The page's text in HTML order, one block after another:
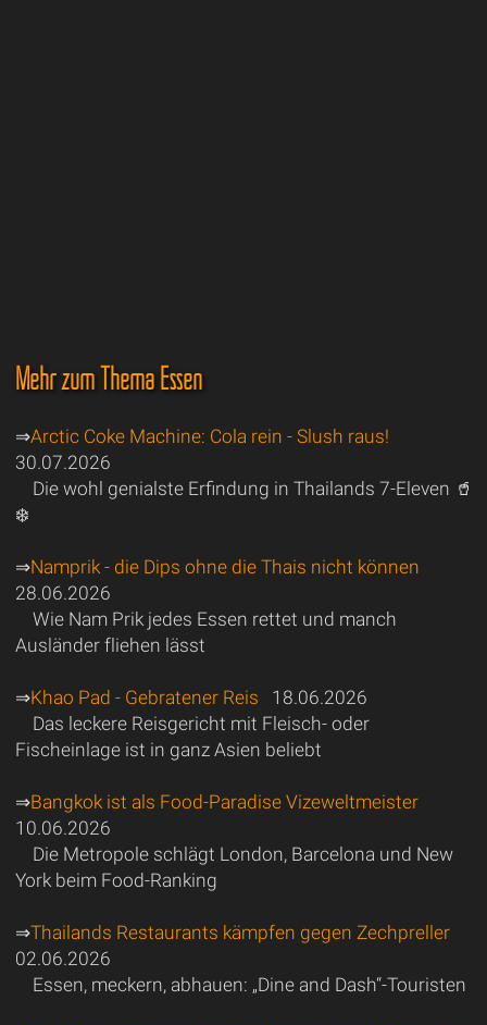
Mehr zum Thema Essen
⇒Arctic Coke Machine: Cola rein - Slush raus!
30.07.2026
Die wohl genialste Erfindung in Thailands 7-Eleven 🥤
❄️
⇒Namprik - die Dips ohne die Thais nicht können
28.06.2026
Wie Nam Prik jedes Essen rettet und manch
Ausländer fliehen lässt
⇒Khao Pad - Gebratener Reis 18.06.2026
Das leckere Reisgericht mit Fleisch- oder
Fischeinlage ist in ganz Asien beliebt
⇒Bangkok ist als Food-Paradise Vizeweltmeister
10.06.2026
Die Metropole schlägt London, Barcelona und New
York beim Food-Ranking
⇒Thailands Restaurants kämpfen gegen Zechpreller
02.06.2026
Essen, meckern, abhauen: „Dine and Dash“-Touristen